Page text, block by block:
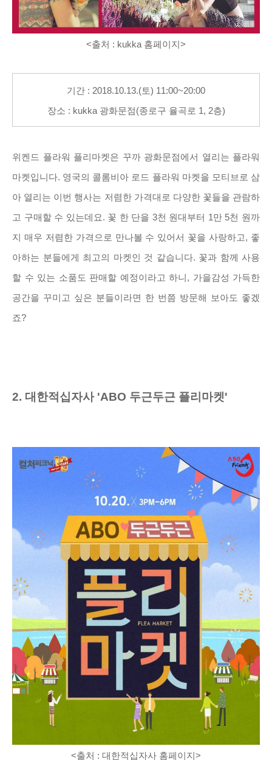
<출처 : kukka 홈페이지>
기간 : 2018.10.13.(토) 11:00~20:00
장소 : kukka 광화문점(종로구 율곡로 1, 2층)
위켄드 플라워 플리마켓은 꾸까 광화문점에서 열리는 플라워
마켓입니다. 영국의 콜롬비아 로드 플라워 마켓을 모티브로 삼
아 열리는 이번 행사는 저렴한 가격대로 다양한 꽃들을 관람하
고 구매할 수 있는데요. 꽃 한 단을 3천 원대부터 1만 5천 원까
지 매우 저렴한 가격으로 만나볼 수 있어서 꽃을 사랑하고, 좋
아하는 분들에게 최고의 마켓인 것 같습니다. 꽃과 함께 사용
할 수 있는 소품도 판매할 예정이라고 하니, 가을감성 가득한
공간을 꾸미고 싶은 분들이라면 한 번쯤 방문해 보아도 좋겠
죠?
2. 대한적십자사 'ABO 두근두근 플리마켓'
<출처 : 대한적십자사 홈페이지>